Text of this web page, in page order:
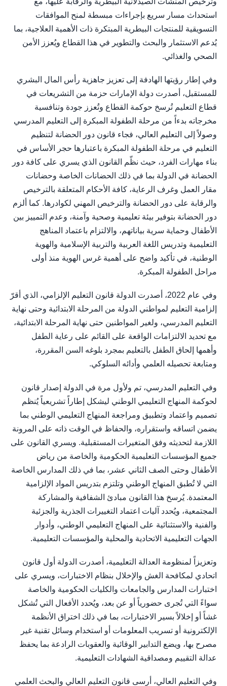
استحداث مسار سريع بإجراءات مبسطة لمنح الموافقات
التسويقية للمنتجات البيطرية المبتكرة ذات الأهمية العلاجية، بما
يُدعم الاستثمار والبحث والتطوير في هذا القطاع ويُعزز الأمن
الصحي والغذائي.
وفي إطار رؤيتها الهادفة إلى تعزيز جاهزية رأس المال البشري
للمستقبل، أصدرت دولة الإمارات حزمة من التشريعات في
قطاع التعليم تُرسخ حوكمة القطاع وتُعزز جودة وتنافسية
مخرجاته بدءاً من مرحلة الطفولة المبكرة إلى التعليم المدرسي
وصولاً إلى التعليم العالي، فجاء قانون دور الحضانة لتنظيم
التعليم في مرحلة الطفولة المبكرة باعتبارها حجر الأساس في
بناء مهارات الفرد، حيث نظّم القانون الذي يسري على كافة دور
الحضانة في الدولة بما في ذلك الحضانات الخاصة وحضانات
مقار العمل وغرف الرعاية، كافة الأحكام المتعلقة بالترخيص
والرقابة على دور الحضانة والترخيص المهني لكوادرها. كما ألزم
دور الحضانة بتوفير بيئة تعليمية وصحية وآمنة، وعدم التمييز بين
الأطفال وحماية سرية بياناتهم، والالتزام باعتماد المناهج
التعليمية وتدريس اللغة العربية والتربية الإسلامية والهوية
الوطنية، في تأكيد واضح على أهمية غرس الهوية منذ أولى
مراحل الطفولة المبكرة.
وفي عام 2022، أصدرت الدولة قانون التعليم الإلزامي، الذي أقرّ
إلزامية التعليم لمواطني الدولة من المرحلة الابتدائية وحتى نهاية
التعليم المدرسي، ولغير المواطنين حتى نهاية المرحلة الابتدائية،
مع تحديد الالتزامات الواقعة على القائم على رعاية الطفل
وأهمها إلحاق الطفل بالتعليم بمجرد بلوغه السن المقررة،
ومتابعة تحصيله العلمي وأدائه السلوكي.
وفي التعليم المدرسي، تم ولأول مرة في الدولة إصدار قانون
لحوكمة المنهاج التعليمي الوطني ليشكل إطاراً تشريعياً يُنظم
تصميم واعتماد وتطبيق ومراجعة المنهاج التعليمي الوطني بما
يضمن اتساقه واستقراره، والحفاظ في الوقت ذاته على المرونة
اللازمة لتحديثه وفق المتغيرات المستقبلية. ويسري القانون على
جميع المؤسسات التعليمية الحكومية والخاصة من رياض
الأطفال وحتى الصف الثاني عشر، بما في ذلك المدارس الخاصة
التي لا تُطبق المنهاج الوطني وتلتزم بتدريس المواد الإلزامية
المعتمدة. يُرسخ هذا القانون مبادئ الشفافية والمشاركة
المجتمعية، ويُحدد آليات اعتماد التغييرات الجذرية والجزئية
والفنية والاستثنائية على المنهاج التعليمي الوطني، وأدوار
الجهات التعليمية الاتحادية والمحلية والمؤسسات التعليمية.
وتعزيزاً لمنظومة العدالة التعليمية، أصدرت الدولة أول قانون
اتحادي لمكافحة الغش والإخلال بنظام الاختبارات، ويسري على
اختبارات المدارس والجامعات والكليات الحكومية والخاصة
سواءً التي تُجرى حضورياً أو عن بعد، ويُحدد الأفعال التي تُشكل
غشاً أو إخلالاً بسير الاختبارات، بما في ذلك اختراق الأنظمة
الإلكترونية أو تسريب المعلومات أو استخدام وسائل تقنية غير
مصرح بها، ويضع التدابير الوقائية والعقوبات الرادعة بما يحفظ
عدالة التقييم ومصداقية الشهادات التعليمية.
وفي التعليم العالي، أرسى قانون التعليم العالي والبحث العلمي